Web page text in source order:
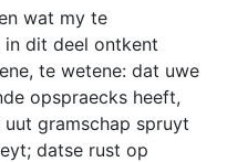
wat my te
dit deel ontkent
te wetene: dat uwe
opspraecks heeft,
gramschap spruyt
datse rust op